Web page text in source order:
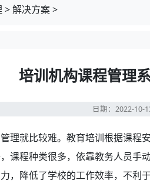
>解决方案>
培训机构课程管理
日期：2022-
理就比较难。教育培训根据课程
课程种类很多，依靠教务人员手
，降低了学校的工作效率，不利